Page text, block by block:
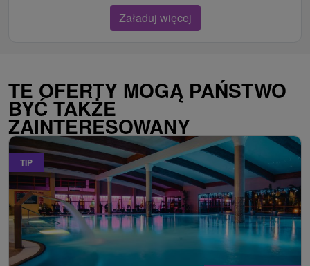
Załaduj więcej
TE OFERTY MOGĄ PAŃSTWO
BYĆ TAKŻE
ZAINTERESOWANY
TIP